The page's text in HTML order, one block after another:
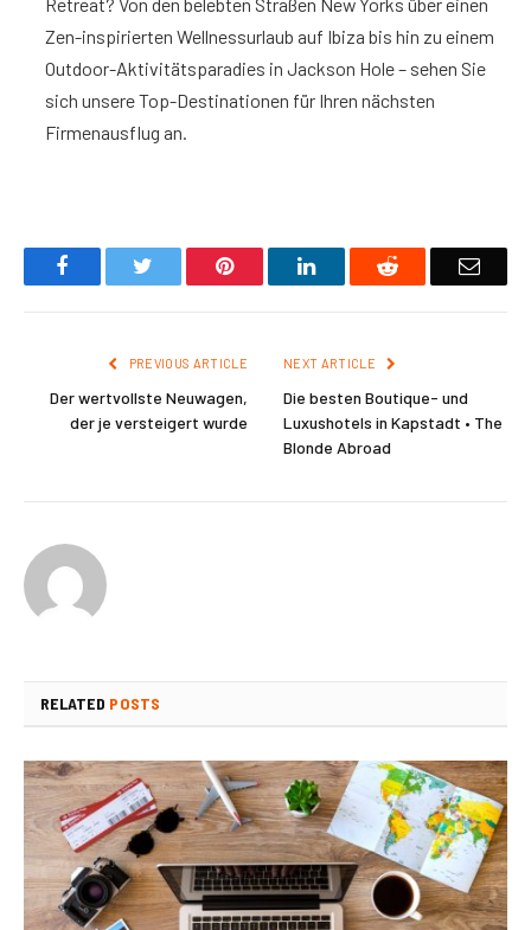
Zen-inspirierten Wellnessurlaub auf Ibiza bis hin zu einem
Outdoor-Aktivitätsparadies in Jackson Hole – sehen Sie
sich unsere Top-Destinationen für Ihren nächsten
Firmenausflug an.
Facebook Pinterest LinkedIn Reddit Email
PREVIOUS ARTICLE
Der wertvollste Neuwagen,
der je versteigert wurde
NEXT ARTICLE
Die besten Boutique- und
Luxushotels in Kapstadt • The
Blonde Abroad
RELATED POSTS